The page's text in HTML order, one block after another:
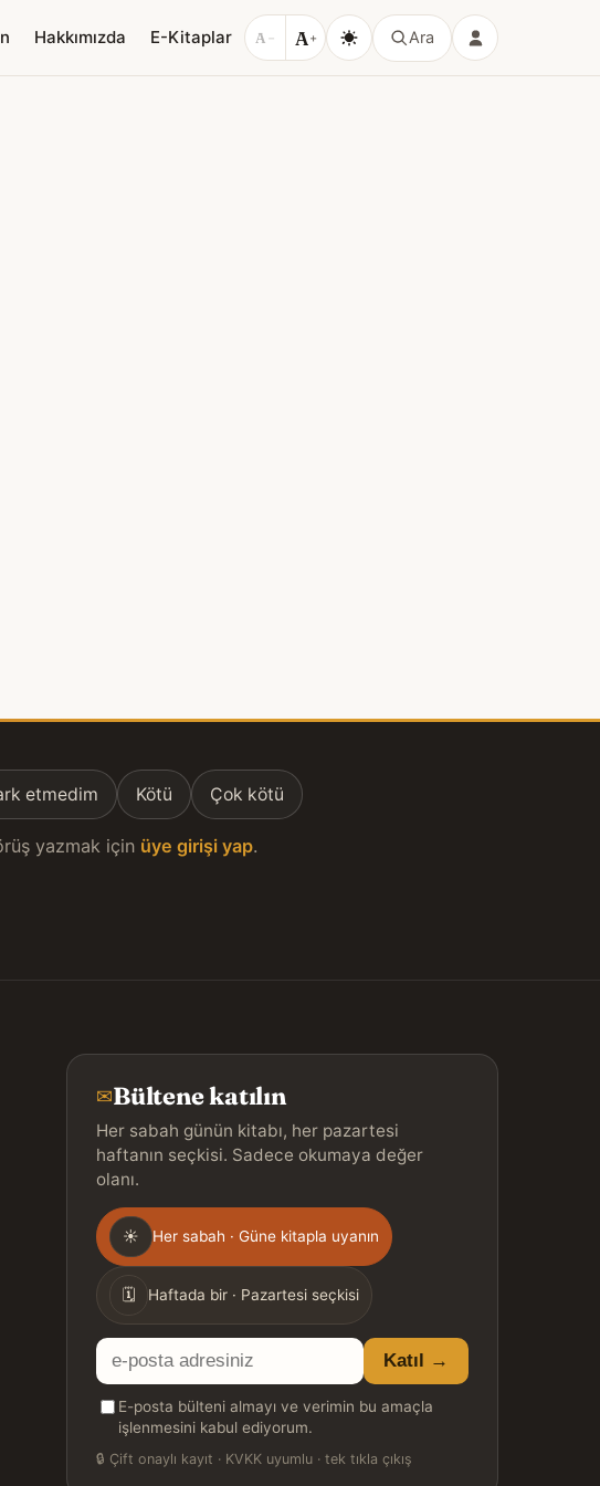
Hakkımızda E-Kitaplar A − A+ Ara
etmedim Kötü Çok kötü
yazmak için üye girişi yap.
✉Bültene katılın
Her sabah günün kitabı, her pazartesi
haftanın seçkisi. Sadece okumaya değer
olanı.
Gönderim
sıklığı
☀ Her sabah · Güne kitapla uyanın
🗓 Haftada bir · Pazartesi seçkisi
E-
posta
adresiniz
Katıl →
E-posta bülteni almayı ve verimin bu amaçla
işlenmesini kabul ediyorum.
🔒 Çift onaylı kayıt · KVKK uyumlu · tek tıkla çıkış